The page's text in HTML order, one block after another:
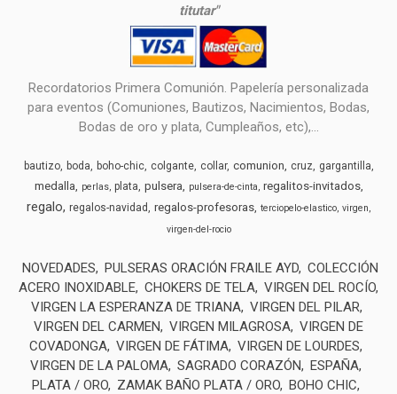
titutar"
Recordatorios Primera Comunión. Papelería personalizada
para eventos (Comuniones, Bautizos, Nacimientos, Bodas,
Bodas de oro y plata, Cumpleaños, etc),...
bautizo boda boho-chic colgante collar comunion cruz gargantilla
medalla perlas plata pulsera pulsera-de-cinta regalitos-invitados
regalo regalos-navidad regalos-profesoras terciopelo-elastico virgen
virgen-del-rocio
NOVEDADES PULSERAS ORACIÓN FRAILE AYD COLECCIÓN
ACERO INOXIDABLE CHOKERS DE TELA VIRGEN DEL ROCÍO
VIRGEN LA ESPERANZA DE TRIANA VIRGEN DEL PILAR
VIRGEN DEL CARMEN
VIRGEN MILAGROSA VIRGEN DE
COVADONGA VIRGEN DE FÁTIMA VIRGEN DE LOURDES
VIRGEN DE LA PALOMA SAGRADO CORAZÓN
ESPAÑA
PLATA / ORO
ZAMAK BAÑO PLATA / ORO BOHO CHIC